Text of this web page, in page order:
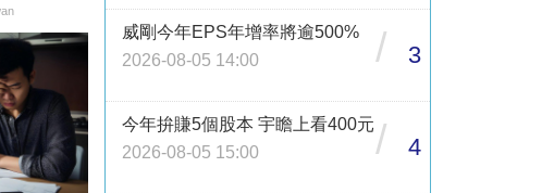
威剛今年EPS年增率將逾500%
2026-08-05 14:00
/ 3
今年拚賺5個股本 宇瞻上看400元
2026-08-05 15:00
/ 4